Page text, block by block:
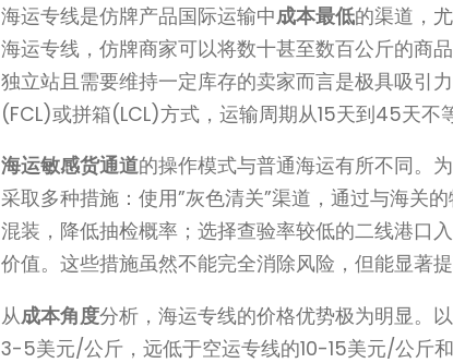
海运专线是仿牌产品国际运输中成本最低的渠道，
海运专线，仿牌商家可以将数十甚至数百公斤的商
独立站且需要维持一定库存的卖家而言是极具吸引
(FCL)或拼箱(LCL)方式，运输周期从15天到45天不
海运敏感货通道的操作模式与普通海运有所不同。
采取多种措施：使用”灰色清关”渠道，通过与海关
混装，降低抽检概率；选择查验率较低的二线港口
价值。这些措施虽然不能完全消除风险，但能显著
从成本角度分析，海运专线的价格优势极为明显。
3-5美元/公斤，远低于空运专线的10-15美元/公斤